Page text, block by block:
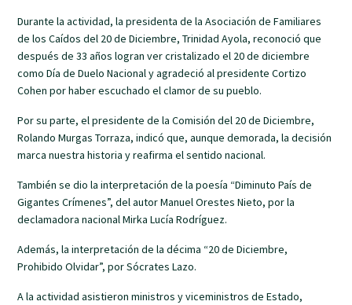
Durante la actividad, la presidenta de la Asociación de Familiares
de los Caídos del 20 de Diciembre, Trinidad Ayola, reconoció que
después de 33 años logran ver cristalizado el 20 de diciembre
como Día de Duelo Nacional y agradeció al presidente Cortizo
Cohen por haber escuchado el clamor de su pueblo.
Por su parte, el presidente de la Comisión del 20 de Diciembre,
Rolando Murgas Torraza, indicó que, aunque demorada, la decisión
marca nuestra historia y reafirma el sentido nacional.
También se dio la interpretación de la poesía “Diminuto País de
Gigantes Crímenes”, del autor Manuel Orestes Nieto, por la
declamadora nacional Mirka Lucía Rodríguez.
Además, la interpretación de la décima “20 de Diciembre,
Prohibido Olvidar”, por Sócrates Lazo.
A la actividad asistieron ministros y viceministros de Estado,